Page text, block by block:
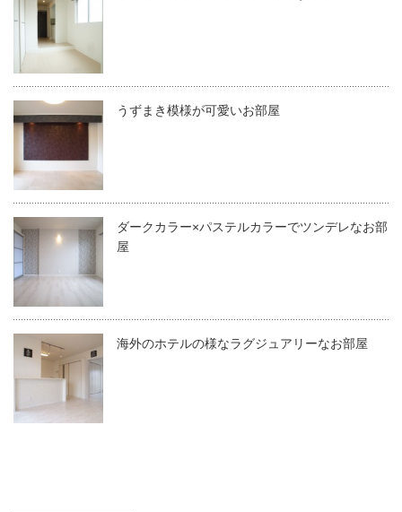
うずまき模様が可愛いお部屋
ダークカラー×パステルカラーでツンデレなお部
屋
海外のホテルの様なラグジュアリーなお部屋